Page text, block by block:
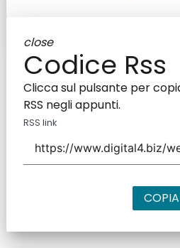
close
Codice Rss
Clicca sul pulsante per
RSS negli appunti.
RSS link